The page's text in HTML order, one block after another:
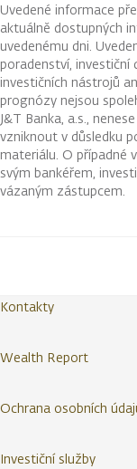
Uvedené informace
aktuálně dostupných
uvedenému dni.
poradenství, investiční
investičních nástrojů
prognózy nejsou
J&T Banka, a.s.,
vzniknout v důsledku
materiálu. O případné
svým bankéřem,
vázaným zástupcem.
Kontakty
Wealth Report
Ochrana osobních
Investiční služby